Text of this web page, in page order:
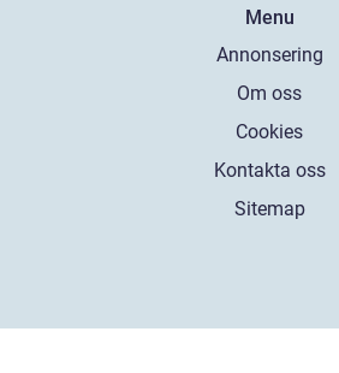
Menu
Annonsering
Om oss
Cookies
Kontakta oss
Sitemap